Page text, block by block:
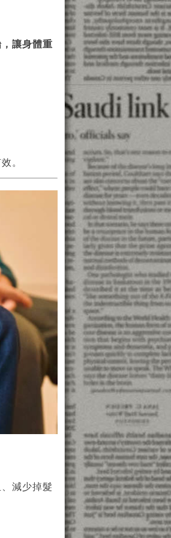
讓身體重
。
減少掉髮